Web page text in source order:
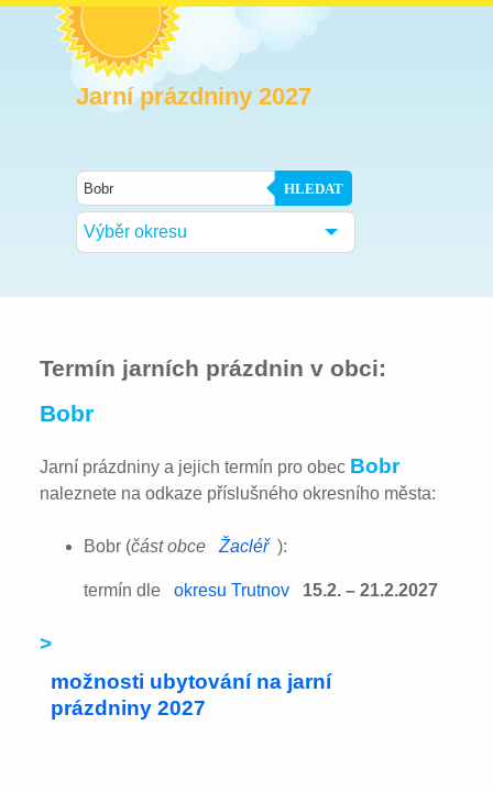
Jarní prázdniny 2027
HLEDAT
Výběr okresu
Termín jarních prázdnin v obci:
Bobr
Jarní prázdniny a jejich termín pro obec Bobr
naleznete na odkaze příslušného okresního města:
Bobr (část obce Žacléř ):
termín dle okresu Trutnov 15.2. – 21.2.2027
>
možnosti ubytování na jarní
prázdniny 2027